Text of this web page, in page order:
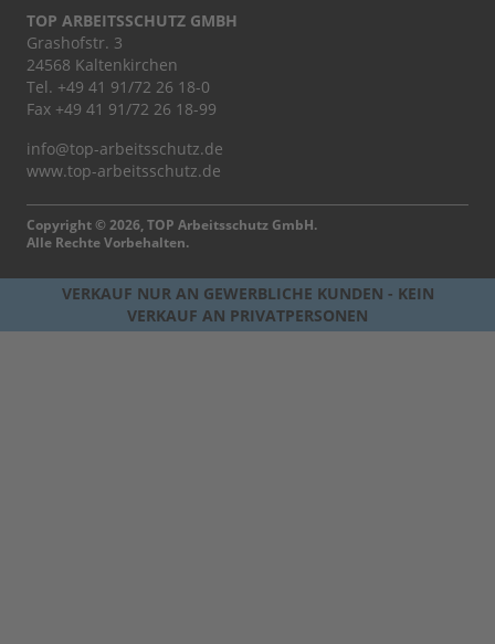
TOP ARBEITSSCHUTZ GMBH
Grashofstr. 3
24568 Kaltenkirchen
Tel. +49 41 91/72 26 18-0
Fax +49 41 91/72 26 18-99
info@top-arbeitsschutz.de
www.top-arbeitsschutz.de
Copyright © 2026, TOP Arbeitsschutz GmbH.
Alle Rechte Vorbehalten.
VERKAUF NUR AN GEWERBLICHE KUNDEN - KEIN
VERKAUF AN PRIVATPERSONEN